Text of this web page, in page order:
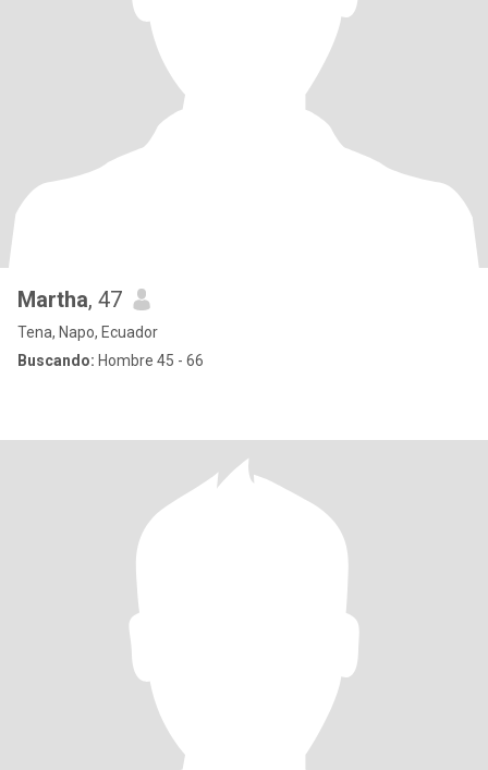
Martha, 47
Tena, Napo, Ecuador
Buscando: Hombre 45 - 66